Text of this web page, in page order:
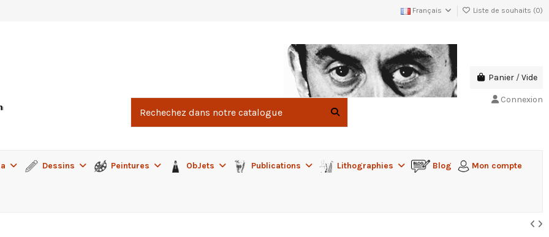
Français Liste de souhaits (0)
Panier /Vide
Connexion
Dessins Peintures ObJets Publications Lithographies Blog Mon compte